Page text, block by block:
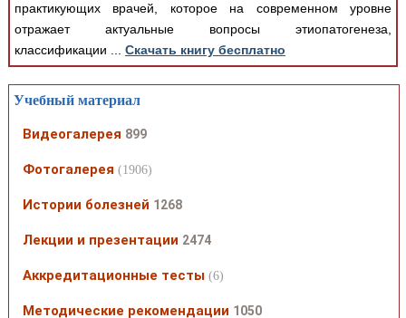
практикующих врачей, которое на современном уровне
отражает актуальные вопросы этиопатогенеза,
классификации ... Скачать книгу бесплатно
Учебный материал
Видеогалерея 899
Фотогалерея (1906)
Истории болезней 1268
Лекции и презентации 2474
Аккредитационные тесты (6)
Методические рекомендации 1050